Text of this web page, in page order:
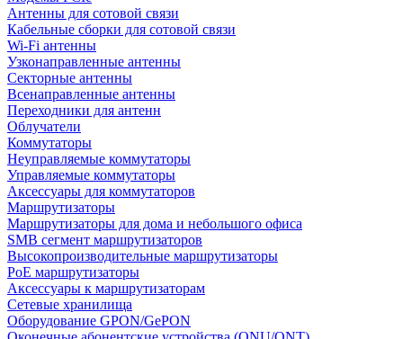
Антенны для сотовой связи
Кабельные сборки для сотовой связи
Wi-Fi антенны
Узконаправленные антенны
Секторные антенны
Всенаправленные антенны
Переходники для антенн
Облучатели
Коммутаторы
Неуправляемые коммутаторы
Управляемые коммутаторы
Аксессуары для коммутаторов
Маршрутизаторы
Маршрутизаторы для дома и небольшого офиса
SMB сегмент маршрутизаторов
Высокопроизводительные маршрутизаторы
PoE маршрутизаторы
Аксессуары к маршрутизаторам
Сетевые хранилища
Оборудование GPON/GePON